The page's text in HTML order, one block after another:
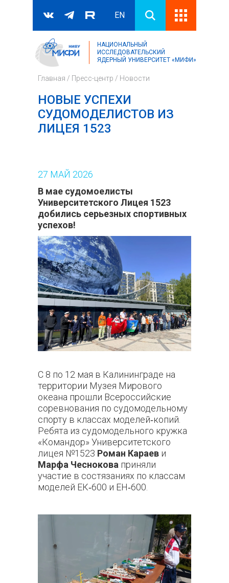
Форма поиска
Поиск
EN
НАЦИОНАЛЬНЫЙ
ИССЛЕДОВАТЕЛЬСКИЙ
ЯДЕРНЫЙ УНИВЕРСИТЕТ «МИФИ»
Главная / Пресс-центр / Новости
НОВЫЕ УСПЕХИ
СУДОМОДЕЛИСТОВ ИЗ
ЛИЦЕЯ 1523
27 МАЙ 2026
В мае судомоелисты
Университетского Лицея 1523
добились серьезных спортивных
успехов!
С 8 по 12 мая в Калининграде на
территории Музея Мирового
океана прошли Всероссийские
соревнования по судомодельному
спорту в классах моделей‑копий.
Ребята из судомодельного кружка
«Командор» Университетского
лицея №1523 Роман Караев и
Марфа Чеснокова приняли
участие в состязаниях по классам
моделей ЕК‑600 и ЕН‑600.